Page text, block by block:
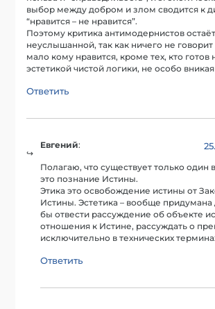
выбор между добром и злом сводится к
“нравится – не нравится”.
Поэтому критика антимодернистов
неуслышанной, так как ничего не
мало кому нравится, кроме тех, кто готов
эстетикой чистой логики, не особо
Ответить
Евгений:
Полагаю, что существует только один
это познание Истины.
Этика это освобождение истины от
Истины. Эстетика – вообще придумана
бы отвести рассуждение об объекте
отношения к Истине, рассуждать о
исключительно в технических
Ответить